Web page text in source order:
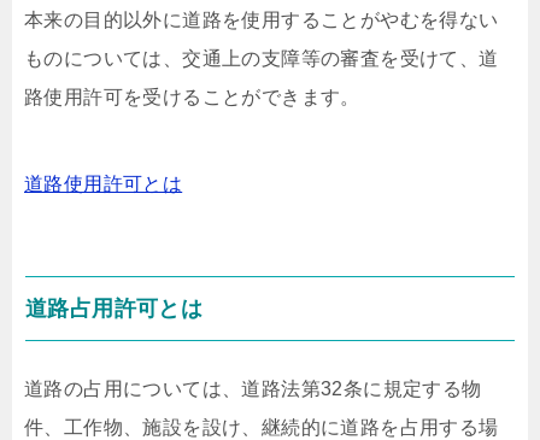
本来の目的以外に道路を使用することがやむを得ない
ものについては、交通上の支障等の審査を受けて、道
路使用許可を受けることができます。
道路使用許可とは
道路占用許可とは
道路の占用については、道路法第32条に規定する物
件、工作物、施設を設け、継続的に道路を占用する場